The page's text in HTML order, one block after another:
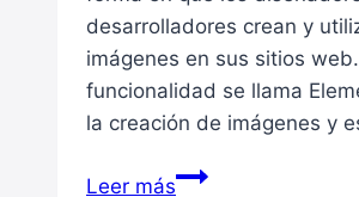
desarrolladores crean y
imágenes en sus sitios
funcionalidad se llama
la creación de imágenes y
Leer másElementor